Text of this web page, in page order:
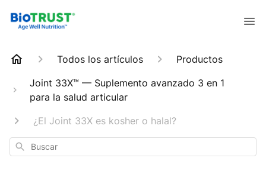
Todos los artículos
Productos
Joint 33X™ — Suplemento avanzado 3 en 1
para la salud articular
¿El Joint 33X es kosher o halal?
Buscar